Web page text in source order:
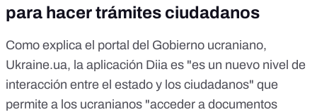
para hacer trámites ciudadanos
Como explica el portal del Gobierno ucraniano,
Ukraine.ua, la aplicación Diia es "es un nuevo nivel de
interacción entre el estado y los ciudadanos" que
permite a los ucranianos "acceder a documentos